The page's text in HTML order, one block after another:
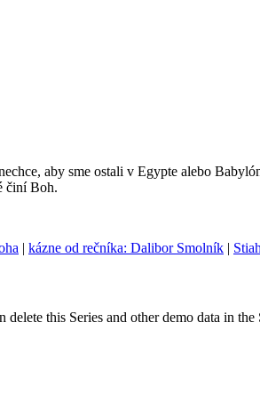
aby sme ostali v Egypte alebo
činí Boh.
| kázne od rečníka: Dalibor Smolník |
this Series and other demo data in